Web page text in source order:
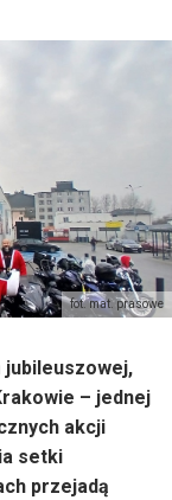
fot. mat. prasowe
jubileuszowej,
– jednej
akcji
setki
przejadą